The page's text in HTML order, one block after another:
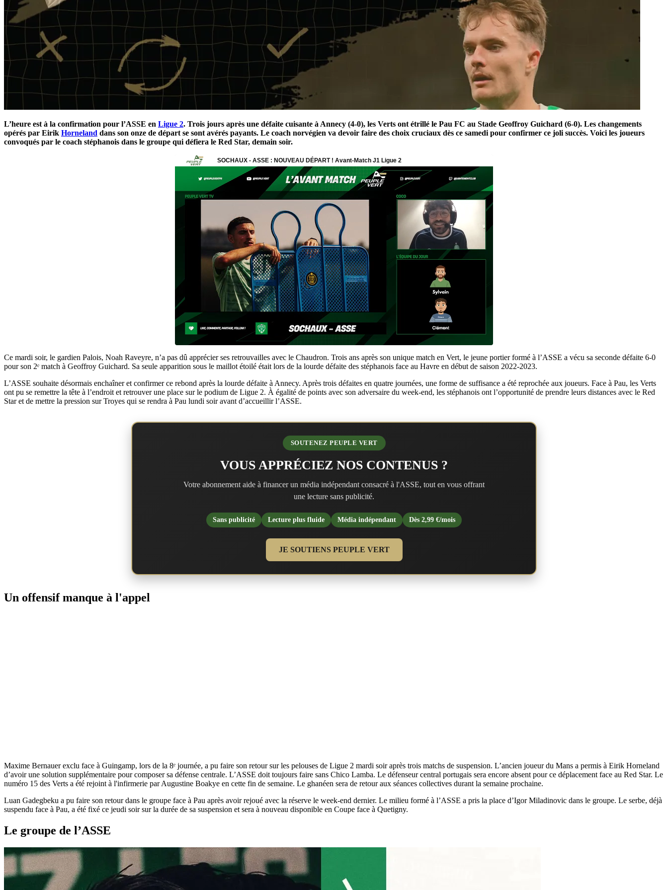
L’heure est à la confirmation pour l’ASSE en Ligue 2. Trois jours après une défaite cuisante à Annecy (4-0), les Verts ont étrillé le Pau FC au Stade Geoffroy Guichard (6-0). Les changements
opérés par Eirik Horneland dans son onze de départ se sont avérés payants. Le coach norvégien va devoir faire des choix cruciaux dès ce samedi pour confirmer ce joli succès. Voici les joueurs
convoqués par le coach stéphanois dans le groupe qui défiera le Red Star, demain soir.
Ce mardi soir, le gardien Palois, Noah Raveyre, n’a pas dû apprécier ses retrouvailles avec le Chaudron. Trois ans après son unique match en Vert, le jeune portier formé à l’ASSE a vécu sa seconde défaite 6-0
pour son 2ᵉ match à Geoffroy Guichard. Sa seule apparition sous le maillot étoilé était lors de la lourde défaite des stéphanois face au Havre en début de saison 2022-2023.
L’ASSE souhaite désormais enchaîner et confirmer ce rebond après la lourde défaite à Annecy. Après trois défaites en quatre journées, une forme de suffisance a été reprochée aux joueurs. Face à Pau, les Verts
ont pu se remettre la tête à l’endroit et retrouver une place sur le podium de Ligue 2. À égalité de points avec son adversaire du week-end, les stéphanois ont l’opportunité de prendre leurs distances avec le Red
Star et de mettre la pression sur Troyes qui se rendra à Pau lundi soir avant d’accueillir l’ASSE.
SOUTENEZ PEUPLE VERT
VOUS APPRÉCIEZ NOS CONTENUS ?
Votre abonnement aide à financer un média indépendant consacré à l'ASSE, tout en vous offrant
une lecture sans publicité.
Sans publicité Lecture plus fluide Média indépendant Dès 2,99 €/mois
JE SOUTIENS PEUPLE VERT
Un offensif manque à l'appel
Maxime Bernauer exclu face à Guingamp, lors de la 8ᵉ journée, a pu faire son retour sur les pelouses de Ligue 2 mardi soir après trois matchs de suspension. L’ancien joueur du Mans a permis à Eirik Horneland
d’avoir une solution supplémentaire pour composer sa défense centrale. L’ASSE doit toujours faire sans Chico Lamba. Le défenseur central portugais sera encore absent pour ce déplacement face au Red Star. Le
numéro 15 des Verts a été rejoint à l'infirmerie par Augustine Boakye en cette fin de semaine. Le ghanéen sera de retour aux séances collectives durant la semaine prochaine.
Luan Gadegbeku a pu faire son retour dans le groupe face à Pau après avoir rejoué avec la réserve le week-end dernier. Le milieu formé à l’ASSE a pris la place d’Igor Miladinovic dans le groupe. Le serbe, déjà
suspendu face à Pau, a été fixé ce jeudi soir sur la durée de sa suspension et sera à nouveau disponible en Coupe face à Quetigny.
Le groupe de l’ASSE